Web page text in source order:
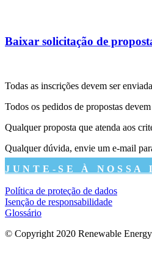
Baixar solicitação de
Todas as inscrições devem ser
Todos os pedidos de propostas
Qualquer proposta que atenda aos
Qualquer dúvida, envie um e-mail
JUNTE-SE À NOSSA
Política de proteção de dados
Isenção de responsabilidade
Glossário
© Copyright 2020 Renewable